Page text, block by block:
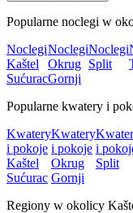
Popularne noclegi w
Noclegi
Kaštel
Sućurac
Noclegi
Okrug
Gornji
Noclegi
Split
Popularne kwatery i
Kwatery
i pokoje
Kaštel
Sućurac
Kwatery
i pokoje
Okrug
Gornji
i
Split
Regiony w okolicy